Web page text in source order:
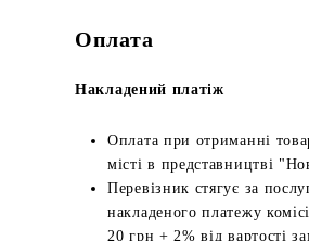
Оплата
Накладений платіж
Оплата при отриманні
місті в представництві
Перевізник стягує за
накладеного платежу
20 грн + 2% від вартості